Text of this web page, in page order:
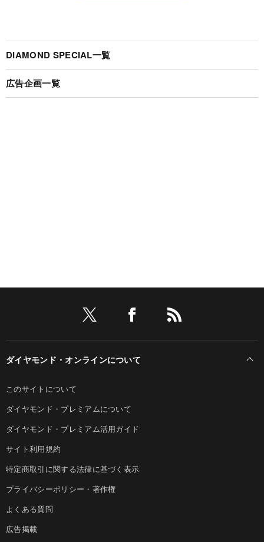
DIAMOND SPECIAL一覧
広告企画一覧
ダイヤモンド・オンラインについて
このサイトについて
ダイヤモンド・プレミアムについて
ダイヤモンド・プレミアム活用ガイド
サイト利用規約
特定商取引に関する法律に基づく表示
プライバシーポリシー・著作権
よくある質問
広告掲載